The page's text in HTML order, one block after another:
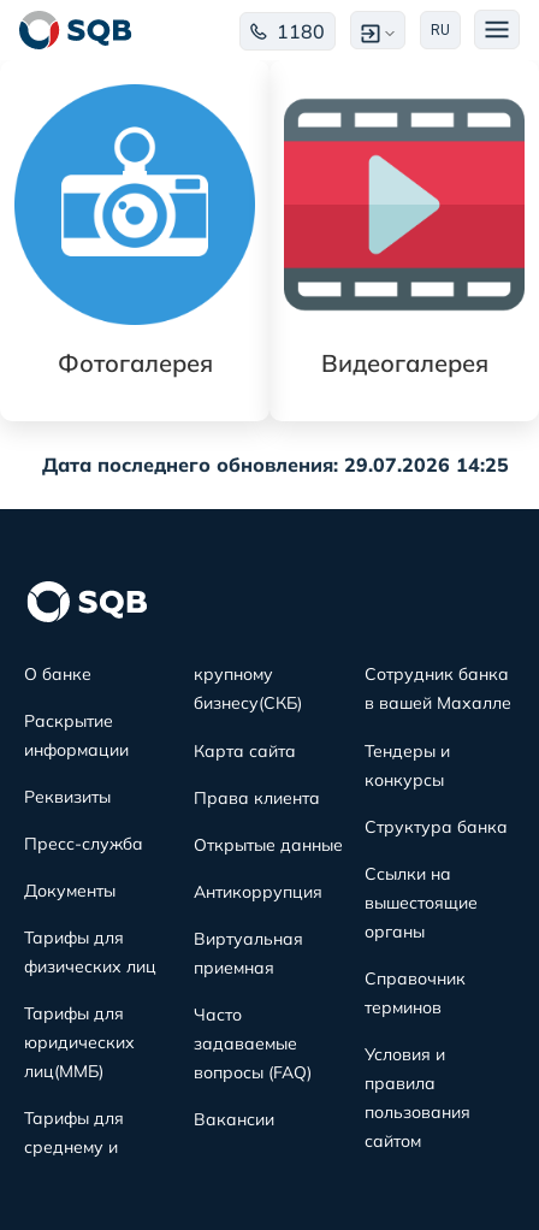
1180 RU
Фотогалерея Видеогалерея
Дата последнего обновления: 29.07.2026 14:25
О банке
Раскрытие
информации
Реквизиты
Пресс-служба
Документы
Тарифы для
физических лиц
Тарифы для
юридических
лиц(MMБ)
Тарифы для
среднему и
крупному
бизнесу(СКБ)
Карта сайта
Права клиента
Открытые данные
Антикоррупция
Виртуальная
приемная
Часто
задаваемые
вопросы (FAQ)
Вакансии
Сотрудник банка
в вашей Махалле
Тендеры и
конкурсы
Структура банка
Ссылки на
вышестоящие
органы
Справочник
терминов
Условия и
правила
пользования
сайтом